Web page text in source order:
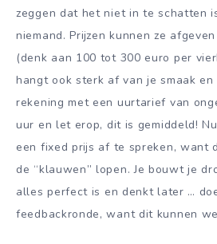
zeggen dat het niet in te schatten
niemand. Prijzen kunnen ze
(denk aan 100 tot 300 euro per
hangt ook sterk af van je smaak
rekening met een uurtarief van
uur en let erop, dit is gemiddeld!
een fixed prijs af te spreken, want
de “klauwen” lopen. Je bouwt je
alles perfect is en denkt later …
feedbackronde, want dit kunnen